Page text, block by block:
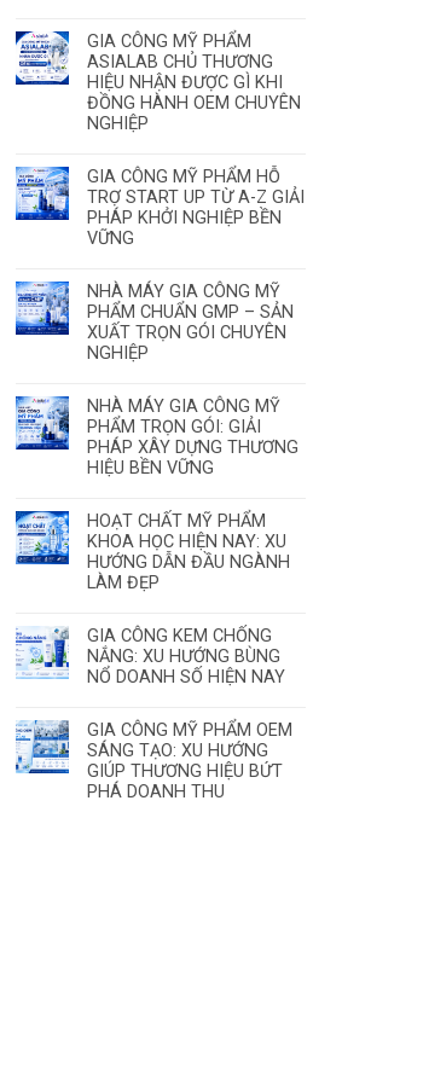
GIA CÔNG MỸ PHẨM
ASIALAB CHỦ THƯƠNG
HIỆU NHẬN ĐƯỢC GÌ KHI
ĐỒNG HÀNH OEM CHUYÊN
NGHIỆP
GIA CÔNG MỸ PHẨM HỖ
TRỢ START UP TỪ A-Z GIẢI
PHÁP KHỞI NGHIỆP BỀN
VỮNG
NHÀ MÁY GIA CÔNG MỸ
PHẨM CHUẨN GMP – SẢN
XUẤT TRỌN GÓI CHUYÊN
NGHIỆP
NHÀ MÁY GIA CÔNG MỸ
PHẨM TRỌN GÓI: GIẢI
PHÁP XÂY DỰNG THƯƠNG
HIỆU BỀN VỮNG
HOẠT CHẤT MỸ PHẨM
KHOA HỌC HIỆN NAY: XU
HƯỚNG DẪN ĐẦU NGÀNH
LÀM ĐẸP
GIA CÔNG KEM CHỐNG
NẮNG: XU HƯỚNG BÙNG
NỔ DOANH SỐ HIỆN NAY
GIA CÔNG MỸ PHẨM OEM
SÁNG TẠO: XU HƯỚNG
GIÚP THƯƠNG HIỆU BỨT
PHÁ DOANH THU